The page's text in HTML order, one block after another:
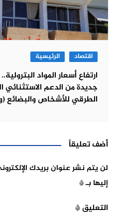
اقتصاد الرئيسية
ارتفاع أسعار المواد
جديدة من الدعم الاستثنائي
الطرقي للأشخاص والبضائع
أضف تعليقاً
لن يتم نشر عنوان بريدك
إليها بـ*
التعليق*